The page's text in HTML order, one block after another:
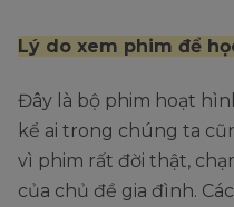
Lý do xem phim để
Đây là bộ phim hoạt
kể ai trong chúng ta
vì phim rất đời thật,
của chủ đề gia đình.